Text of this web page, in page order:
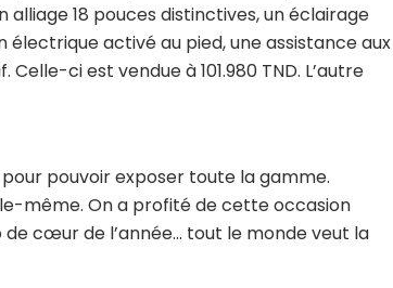
18 pouces distinctives, un éclairage
activé au pied, une assistance aux
ci est vendue à 101.980 TND. L’autre
pouvoir exposer toute la gamme.
même. On a profité de cette occasion
cœur de l’année… tout le monde veut la